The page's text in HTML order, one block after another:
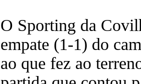
O Sporting da
empate (1-1) do
ao que fez ao